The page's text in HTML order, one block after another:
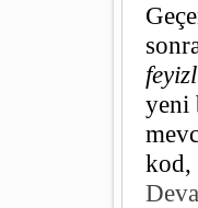
yeni
kod,